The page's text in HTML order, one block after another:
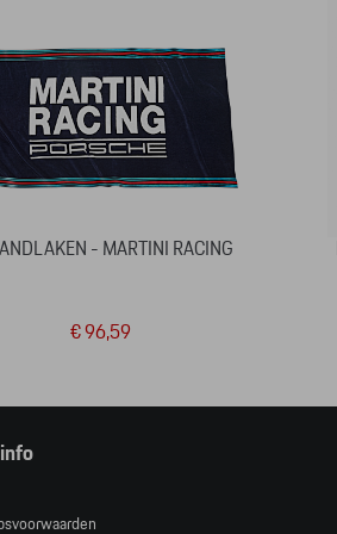
- MARTINI RACING
€ 96,59